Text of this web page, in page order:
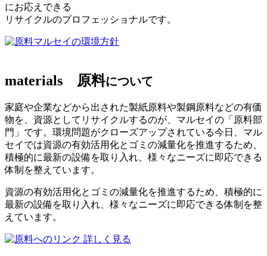
にお応えできる
リサイクルのプロフェッショナルです。
マルセイの環境方針
materials 原料について
家庭や企業などから出された製紙原料や製鋼原料などの有価
物を、資源としてリサイクルするのが、マルセイの「原料部
門」です。環境問題がクローズアップされている今日、マル
セイでは資源の有効活用化とゴミの減量化を推進するため、
積極的に最新の設備を取り入れ、様々なニーズに即応できる
体制を整えています。
資源の有効活用化とゴミの減量化を推進するため、積極的に
最新の設備を取り入れ、様々なニーズに即応できる体制を整
えています。
詳しく見る